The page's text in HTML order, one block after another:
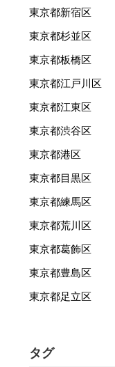
東京都新宿区
東京都杉並区
東京都板橋区
東京都江戸川区
東京都江東区
東京都渋谷区
東京都港区
東京都目黒区
東京都練馬区
東京都荒川区
東京都葛飾区
東京都豊島区
東京都足立区
タグ